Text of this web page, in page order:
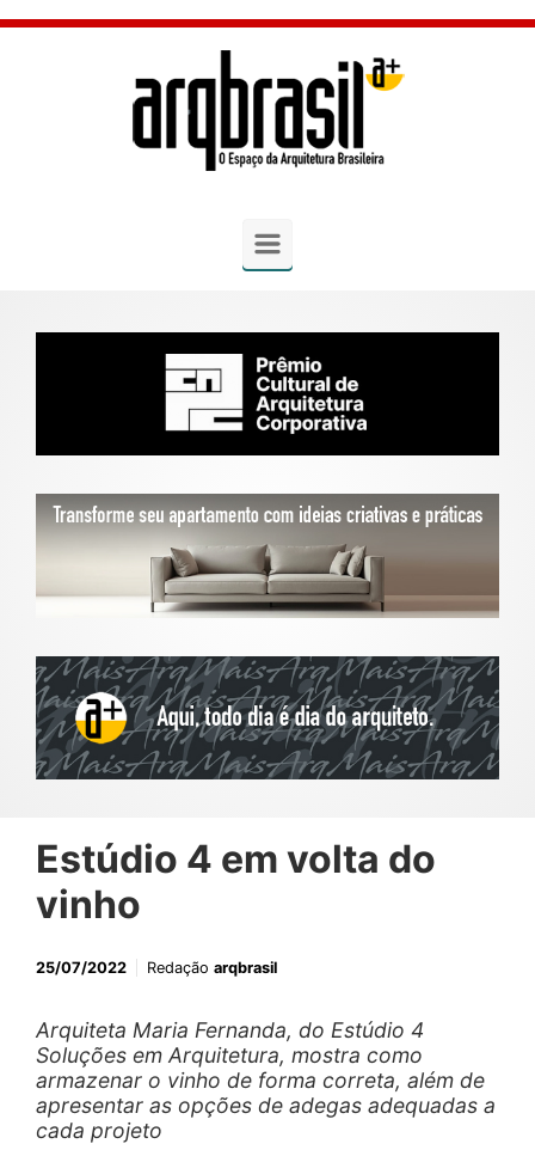
Skip to main content
Estúdio 4 em volta do
vinho
25/07/2022 Redação arqbrasil
Arquiteta Maria Fernanda, do Estúdio 4
Soluções em Arquitetura, mostra como
armazenar o vinho de forma correta, além de
apresentar as opções de adegas adequadas a
cada projeto